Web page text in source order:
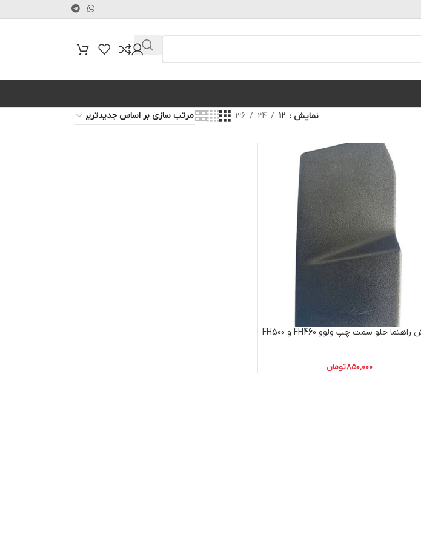
نمایش 12
24
36
درپوش راهنما جلو سمت چپ ولوو FH460 و FH500
850,000تومان